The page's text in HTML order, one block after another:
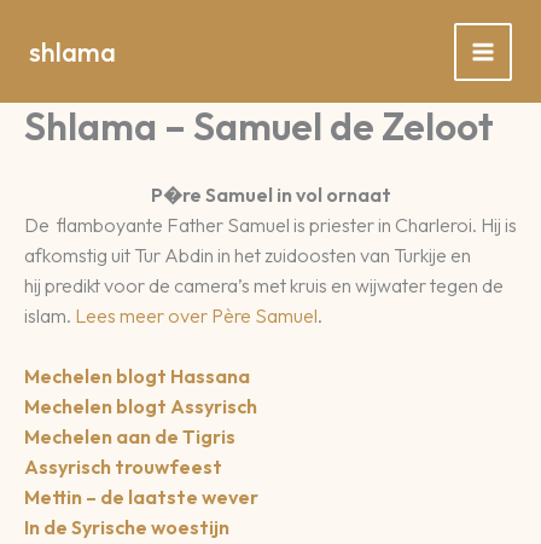
naar
inhoud
shlama
Shlama – Samuel de Zeloot
P�re Samuel in vol ornaat
De flamboyante Father Samuel is priester in Charleroi. Hij is
afkomstig uit Tur Abdin in het zuidoosten van Turkije en
hij predikt voor de camera’s met kruis en wijwater tegen de
islam. Lees meer over Père Samuel.
Mechelen blogt Hassana
Mechelen blogt Assyrisch
Mechelen aan de Tigris
Assyrisch trouwfeest
Mettin – de laatste wever
In de Syrische woestijn